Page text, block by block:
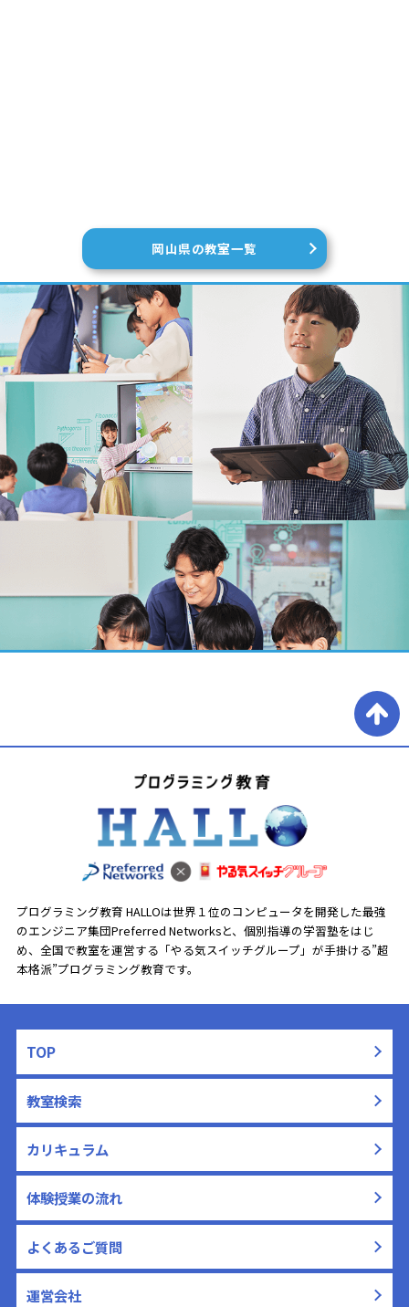
岡山県の教室一覧
プログラミング教育 HALLOは世界１位のコンピュータを開発した最強
のエンジニア集団Preferred Networksと、 個別指導の学習塾をはじ
め、全国で教室を運営する「やる気スイッチグループ」が手掛ける”超
本格派”プログラミング教育です。
TOP
教室検索
カリキュラム
体験授業の流れ
よくあるご質問
運営会社